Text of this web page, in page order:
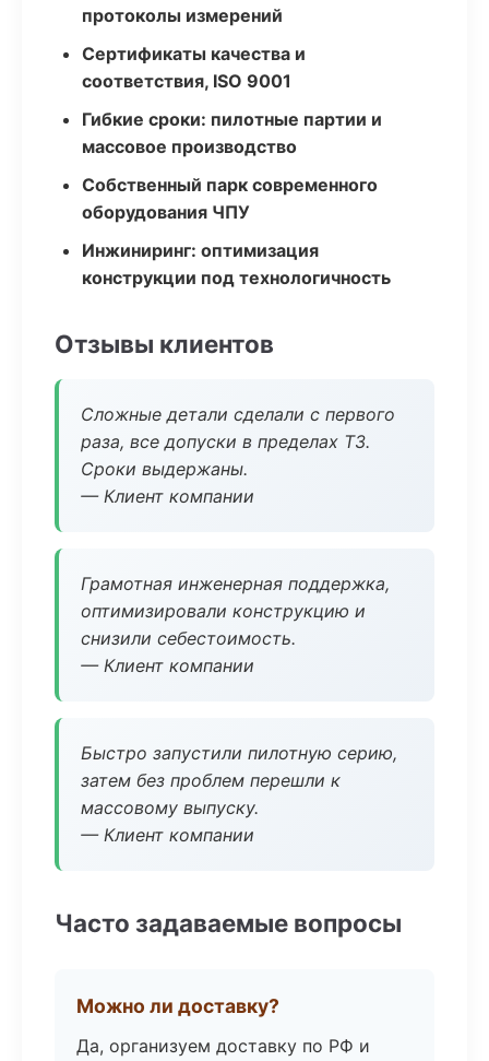
протоколы измерений
Сертификаты качества и
соответствия, ISO 9001
Гибкие сроки: пилотные партии и
массовое производство
Собственный парк современного
оборудования ЧПУ
Инжиниринг: оптимизация
конструкции под технологичность
Отзывы клиентов
Сложные детали сделали с первого
раза, все допуски в пределах ТЗ.
Сроки выдержаны.
— Клиент компании
Грамотная инженерная поддержка,
оптимизировали конструкцию и
снизили себестоимость.
— Клиент компании
Быстро запустили пилотную серию,
затем без проблем перешли к
массовому выпуску.
— Клиент компании
Часто задаваемые вопросы
Можно ли доставку?
Да, организуем доставку по РФ и